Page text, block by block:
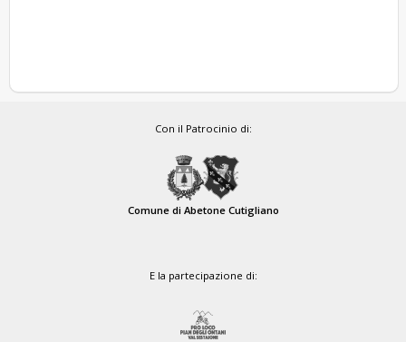
Con il Patrocinio di:
Comune di Abetone Cutigliano
E la partecipazione di: